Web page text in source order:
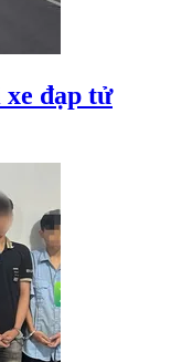
xe đạp tử